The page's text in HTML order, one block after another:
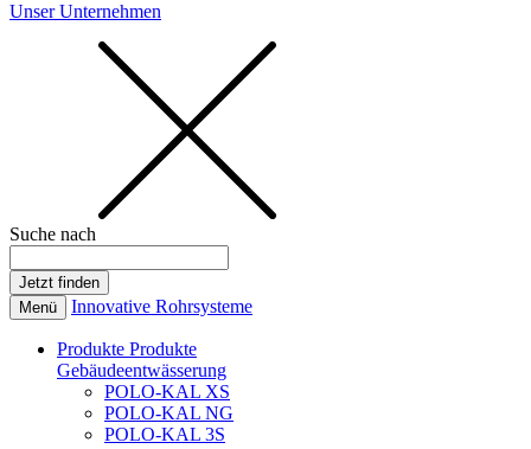
Unser Unternehmen
Suche nach
Menü Innovative Rohrsysteme
Produkte Produkte
Gebäudeentwässerung
POLO-KAL XS
POLO-KAL NG
POLO-KAL 3S